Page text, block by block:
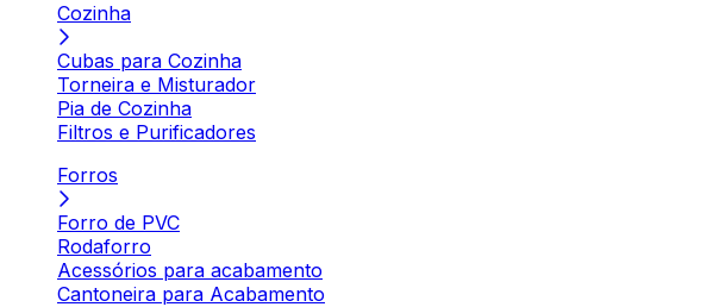
Cozinha
Cubas para Cozinha
Torneira e Misturador
Pia de Cozinha
Filtros e Purificadores
Forros
Forro de PVC
Rodaforro
Acessórios para acabamento
Cantoneira para Acabamento